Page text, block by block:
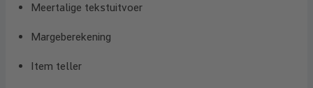
Meertalige tekstuitvoer
Margeberekening
Item teller